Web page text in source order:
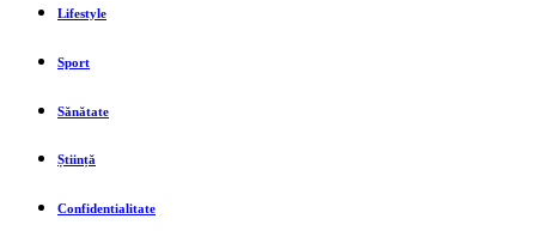
Lifestyle
Sport
Sănătate
Știință
Confidentialitate